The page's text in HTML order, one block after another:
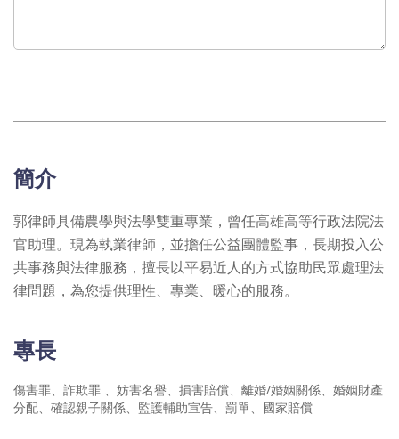
簡介
郭律師具備農學與法學雙重專業，曾任高雄高等行政法院法
官助理。現為執業律師，並擔任公益團體監事，長期投入公
共事務與法律服務，擅長以平易近人的方式協助民眾處理法
律問題，為您提供理性、專業、暖心的服務。
專長
傷害罪、詐欺罪 、妨害名譽、損害賠償、離婚/婚姻關係、婚姻財產
分配、確認親子關係、監護輔助宣告、罰單、國家賠償